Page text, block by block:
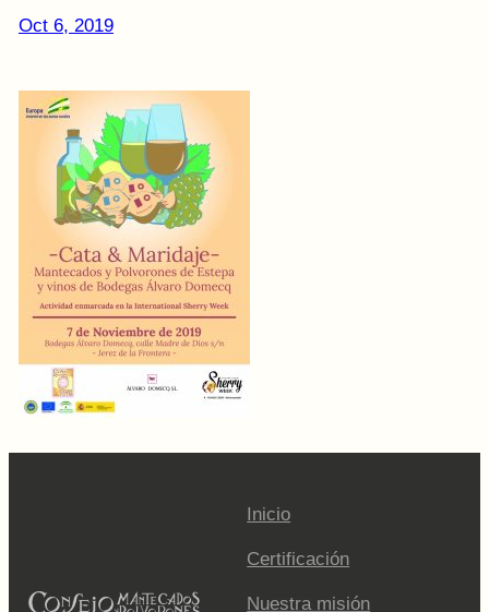
Oct 6, 2019
Inicio
Certificación
Nuestra misión